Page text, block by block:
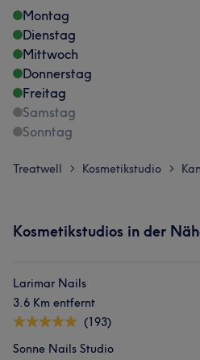
Montag
Dienstag
Mittwoch
Donnerstag
Freitag
Samstag
Sonntag
Treatwell > Kosmetikstudio >
Kosmetikstudios in der
Larimar Nails
3.6 Km entfernt
(193)
Sonne Nails Studio